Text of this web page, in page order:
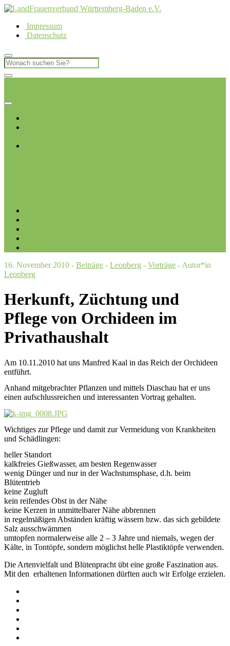
Impressum
Datenschutz
16. November 2010 - Beiträge - Leonberg - Vorträge - Autor*in
Leonberg
Herkunft, Züchtung und
Pflege von Orchideen im
Privathaushalt
Am 10.11.2010 hat uns Manfred Kaal in das Reich der Orchideen
entführt.
Anhand mitgebrachter Pflanzen und mittels Diaschau hat er uns
einen aufschlussreichen und interessanten Vortrag gehalten.
Wichtiges zur Pflege und damit zur Vermeidung von Krankheiten
und Schädlingen:
heller Standort
kalkfreies Gießwasser, am besten Regenwasser
wenig Dünger und nur in der Wachstumsphase, d.h. beim
Blütentrieb
keine Zugluft
kein reifendes Obst in der Nähe
keine Kerzen in unmittelbarer Nähe abbrennen
in regelmäßigen Abständen kräftig wässern bzw. das sich gebildete
Salz ausschwämmen
umtopfen normalerweise alle 2 – 3 Jahre und niemals, wegen der
Kälte, in Tontöpfe, sondern möglichst helle Plastiktöpfe verwenden.
Die Artenvielfalt und Blütenpracht übt eine große Faszination aus.
Mit den erhaltenen Informationen dürften auch wir Erfolge erzielen.